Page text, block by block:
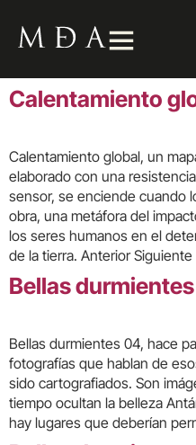
Calentamiento
Calentamiento global, un
elaborado con una
sensor, se enciende cuando
obra, una metáfora del
los seres humanos en el
de la tierra. Anterior Siguiente
Bellas
Bellas durmientes 04, hace
fotografías que hablan de
sido cartografiados. Son
tiempo ocultan la belleza
hay lugares que deberían